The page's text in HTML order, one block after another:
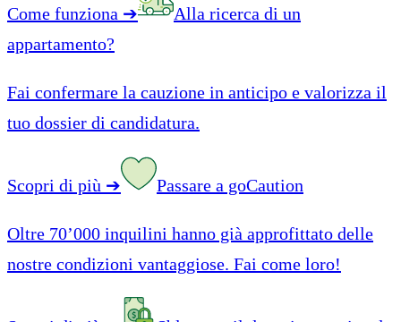
Come funziona ➔
Alla ricerca di un
appartamento?
Fai confermare la cauzione in anticipo e valorizza il
tuo dossier di candidatura.
Scopri di più ➔ Passare a goCaution
Oltre 70’000 inquilini hanno già approfittato delle
nostre condizioni vantaggiose. Fai come loro!